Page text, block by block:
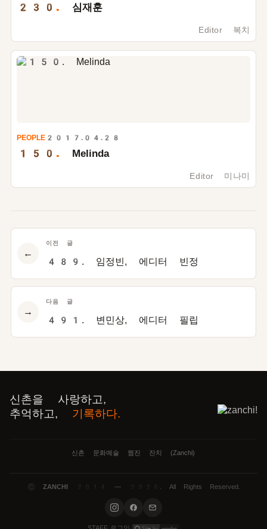
230. 심재훈
Editor 복치
PEOPLE 2017.04.28
150. Melinda
Editor 미나미
←
이전 글
489. 임정빈, 에디터 빈정
다음 글
491. 변민상, 에디터 필립
→
신촌을 사랑하고,
추억하고, 기록하다.
신촌 문화예술 웹진 잔치 (Zanchi)
© ZANCHI 2014 — 2026. All Rights Reserved.